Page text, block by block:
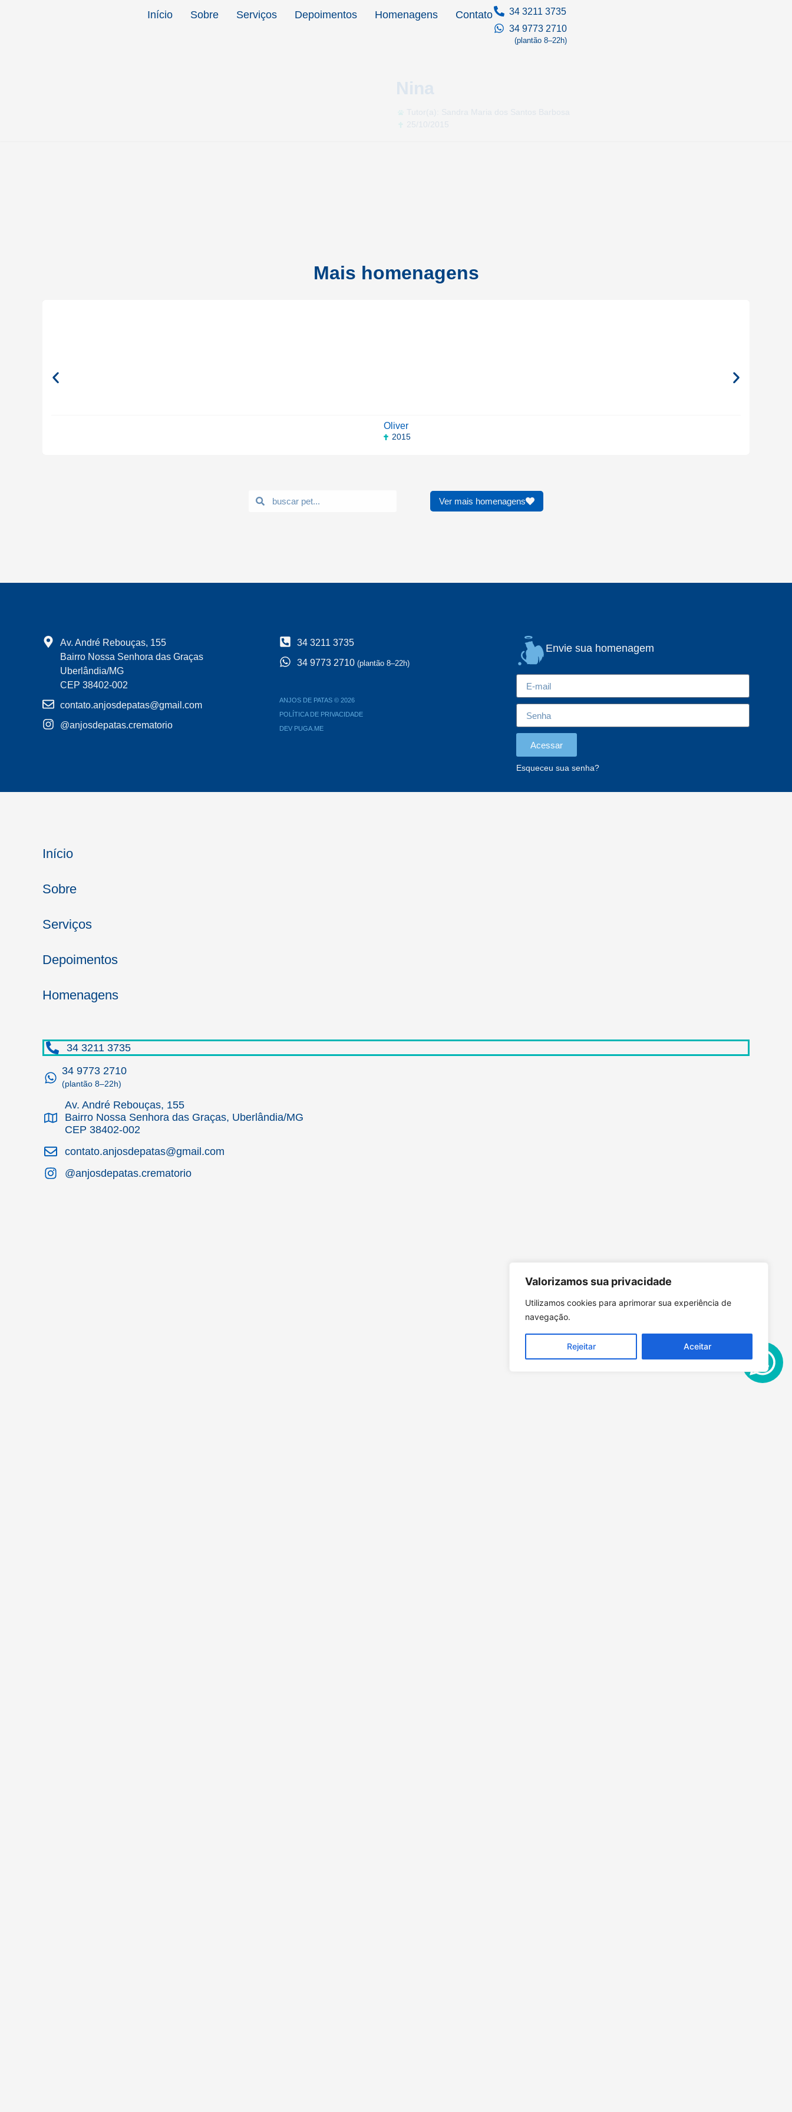
Valorizamos sua privacidade
Utilizamos cookies para aprimorar sua experiência de
navegação.
Rejeitar Aceitar
Início Sobre Serviços Depoimentos Homenagens Contato
34 3211 3735
34 9773 2710
(plantão 8–22h)
Nina
Tutor(a): Sandra Maria dos Santos Barbosa
25/10/2015
Mais homenagens
Oliver
2015
Ver mais homenagens
Av. André Rebouças, 155
Bairro Nossa Senhora das Graças
Uberlândia/MG
CEP 38402-002
contato.anjosdepatas@gmail.com
@anjosdepatas.crematorio
34 3211 3735
34 9773 2710 (plantão 8–22h)
ANJOS DE PATAS © 2026
POLÍTICA DE PRIVACIDADE
DEV PUGA.ME
Envie sua homenagem
Acessar
Esqueceu sua senha?
Início
Sobre
Serviços
Depoimentos
Homenagens
34 3211 3735
34 9773 2710
(plantão 8–22h)
Av. André Rebouças, 155
Bairro Nossa Senhora das Graças, Uberlândia/MG
CEP 38402-002
contato.anjosdepatas@gmail.com
@anjosdepatas.crematorio